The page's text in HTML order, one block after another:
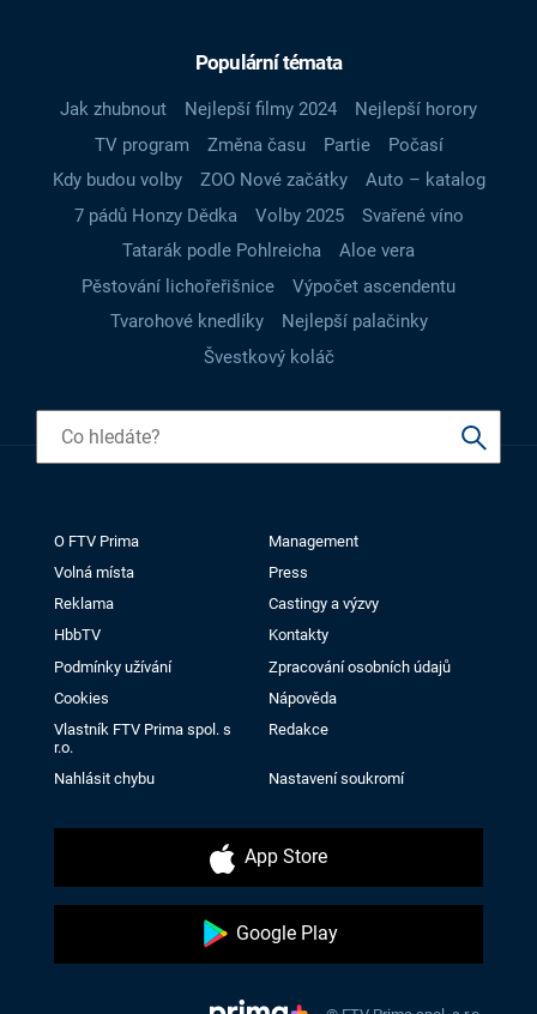
Populární témata
Jak zhubnout Nejlepší filmy 2024
Nejlepší horory
TV program
Změna času Partie
Počasí
Kdy budou volby
ZOO Nové začátky
Auto – katalog
7 pádů Honzy Dědka
Volby 2025
Svařené víno
Tatarák podle Pohlreicha
Aloe vera
Pěstování lichořeřišnice
Výpočet ascendentu
Tvarohové knedlíky
Nejlepší palačinky
Švestkový koláč
O FTV Prima
Management
Volná místa
Press
Reklama
Castingy a výzvy
HbbTV
Kontakty
Podmínky užívání
Zpracování osobních údajů
Cookies
Nápověda
Vlastník FTV Prima spol. s
r.o.
Redakce
Nahlásit chybu Nastavení soukromí
App Store
Google Play